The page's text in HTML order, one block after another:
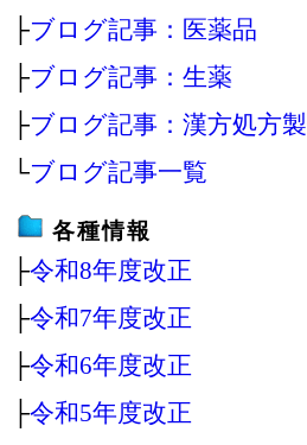
├ブログ記事：医薬品
├ブログ記事：生薬
├ブログ記事：漢方処方製
└ブログ記事一覧
各種情報
├令和8年度改正
├令和7年度改正
├令和6年度改正
├令和5年度改正